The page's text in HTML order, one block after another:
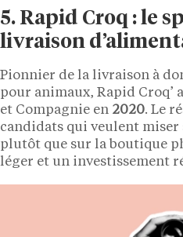
5. Rapid Croq : le
livraison
Pionnier de la livraison à
pour animaux, Rapid Croq’
et Compagnie en 2020. Le
candidats qui veulent
plutôt que sur la boutique
léger et un investissement